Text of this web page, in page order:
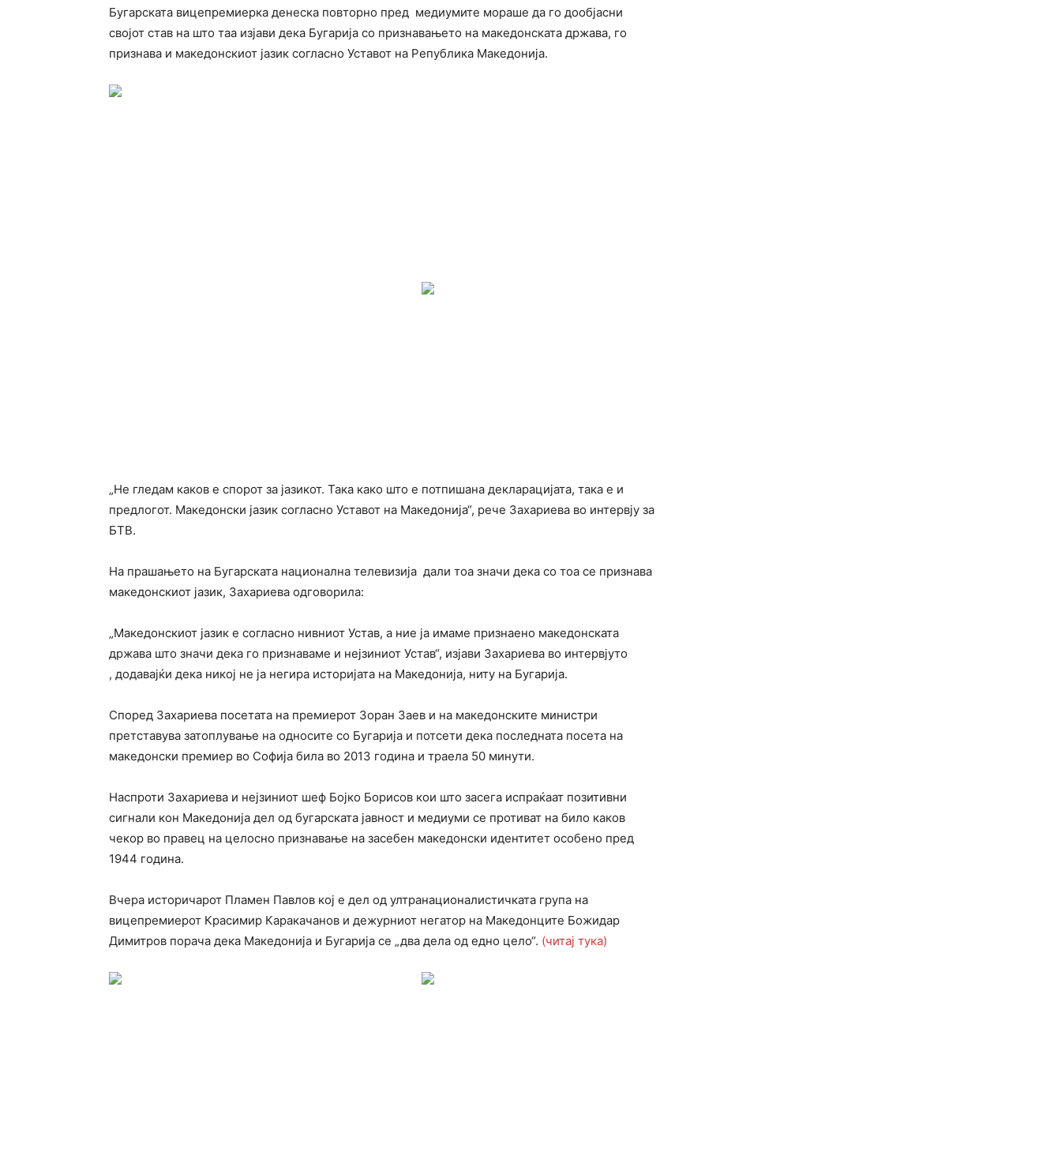
Бугарската вицепремиерка денеска повторно пред медиумите мораше да го дообјасни
својот став на што таа изјави дека Бугарија со признавањето на македонската држава, го
признава и македонскиот јазик согласно Уставот на Република Македонија.
„Не гледам каков е спорот за јазикот. Така како што е потпишана декларацијата, така е и
предлогот. Македонски јазик согласно Уставот на Македонија“, рече Захариева во интервју за
БТВ.
На прашањето на Бугарската национална телевизија дали тоа значи дека со тоа се признава
македонскиот јазик, Захариева одговорила:
„Македонскиот јазик е согласно нивниот Устав, а ние ја имаме признаено македонската
држава што значи дека го признаваме и нејзиниот Устав“, изјави Захариева во интервјуто
, додавајќи дека никој не ја негира историјата на Македонија, ниту на Бугарија.
Според Захариева посетата на премиерот Зоран Заев и на македонските министри
претставува затоплување на односите со Бугарија и потсети дека последната посета на
македонски премиер во Софија била во 2013 година и траела 50 минути.
Наспроти Захариева и нејзиниот шеф Бојко Борисов кои што засега испраќаат позитивни
сигнали кон Македонија дел од бугарската јавност и медиуми се противат на било каков
чекор во правец на целосно признавање на засебен македонски идентитет особено пред
1944 година.
Вчера историчарот Пламен Павлов кој е дел од ултранационалистичката група на
вицепремиерот Красимир Каракачанов и дежурниот негатор на Македонците Божидар
Димитров порача дека Македонија и Бугарија се „два дела од едно цело“. (читај тука)